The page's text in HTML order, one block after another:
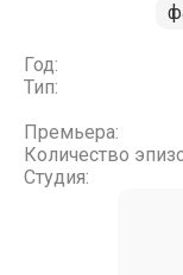
Год:
Тип:
Премьера:
Количество
Студия: